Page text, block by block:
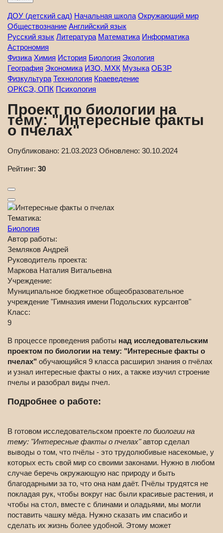
ДОУ (детский сад) Начальная школа Окружающий мир
Обществознание Английский язык
Русский язык Литература Математика Информатика
Астрономия
Физика Химия История Биология Экология
География Экономика ИЗО, МХК Музыка ОБЗР
Физкультура Технология Краеведение
ОРКСЭ, ОПК Психология
Проект по биологии на
тему: "Интересные факты
о пчелах"
Опубликовано: 21.03.2023 Обновлено: 30.10.2024
Рейтинг: 30
Тематика:
Биология
Автор работы:
Земляков Андрей
Руководитель проекта:
Маркова Наталия Витальевна
Учреждение:
Муниципальное бюджетное общеобразовательное
учреждение "Гимназия имени Подольских курсантов"
Класс:
9
В процессе проведения работы над исследовательским
проектом по биологии на тему: "Интересные факты о
пчелах" обучающийся 9 класса расширил знания о пчёлах
и узнал интересные факты о них, а также изучил строение
пчелы и разобрал виды пчел.
Подробнее о работе:
В готовом исследовательском проекте по биологии на
тему: "Интересные факты о пчелах"автор сделал
выводы о том, что пчёлы - это трудолюбивые насекомые, у
которых есть свой мир со своими законами. Нужно в любом
случае беречь окружающую нас природу и быть
благодарными за то, что она нам даёт. Пчёлы трудятся не
покладая рук, чтобы вокруг нас были красивые растения, и
чтобы на стол, вместе с блинами и оладьями, мы могли
поставить чашку мёда. Нужно сказать им спасибо и
сделать их жизнь более удобной. Этому может